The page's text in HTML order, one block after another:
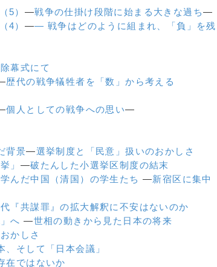
5） ―戦争の仕掛け段階に始まる大きな過ち―
4） ―― 戦争はどのように組まれ、「負」を残
幕式にて
歴代の戦争犠牲者を「数」から考える
個人としての戦争への思い―
背景―選挙制度と「民意」扱いのおかしさ
」 ―破たんした小選挙区制度の結末
んだ中国（清国）の学生たち ―新宿区に集中
『共謀罪』の拡大解釈に不安はないのか
へ ―世相の動きから見た日本の将来
かしさ
、そして「日本会議」
在ではないか